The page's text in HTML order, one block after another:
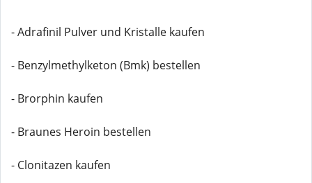
- Adrafinil Pulver und Kristalle kaufen
- Benzylmethylketon (Bmk) bestellen
- Brorphin kaufen
- Braunes Heroin bestellen
- Clonitazen kaufen